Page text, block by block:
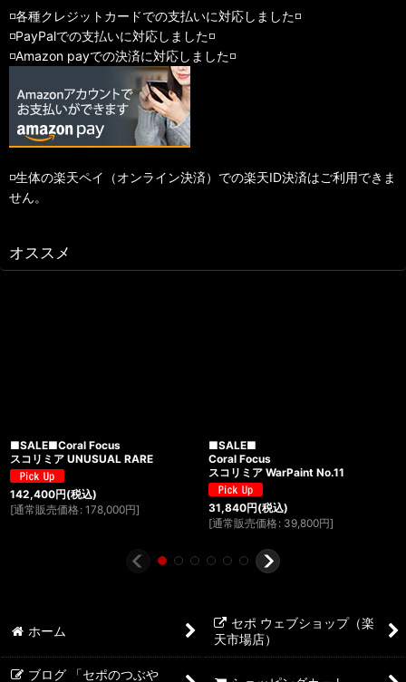
◽️各種クレジットカードでの支払いに対応しました◽️
◽️PayPalでの支払いに対応しました◽️
◽️Amazon payでの決済に対応しました◽️
◽️生体の楽天ペイ（オンライン決済）での楽天ID決済はご利用できま
せん。
オススメ
■SALE■Coral Focus
スコリミア UNUSUAL RARE
142,400円(税込)
[通常販売価格 : 178,000円]
■SALE■
Coral Focus
スコリミア WarPaint No.11
31,840円(税込)
[通常販売価格 : 39,800円]
ホーム
セポ ウェブショップ（楽
天市場店）
ブログ 「セポのつぶや